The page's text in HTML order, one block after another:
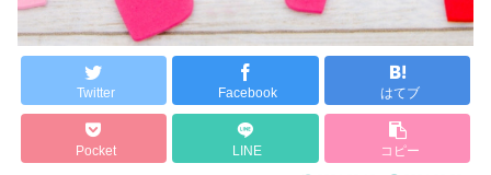
Twitter Facebook はてブ
Pocket LINE コピー